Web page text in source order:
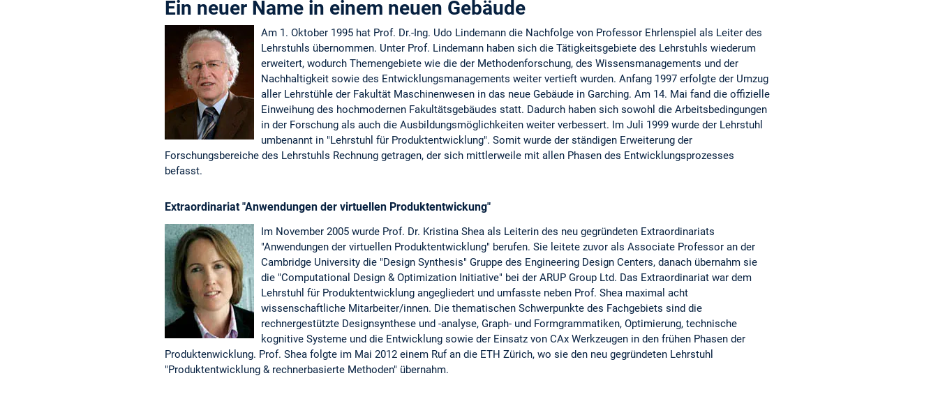
Ein neuer Name in einem neuen Gebäude
Am 1. Oktober 1995 hat Prof. Dr.-Ing. Udo Lindemann die Nachfolge von Professor Ehrlenspiel als Leiter des
Lehrstuhls übernommen. Unter Prof. Lindemann haben sich die Tätigkeitsgebiete des Lehrstuhls wiederum
erweitert, wodurch Themengebiete wie die der Methodenforschung, des Wissensmanagements und der
Nachhaltigkeit sowie des Entwicklungsmanagements weiter vertieft wurden. Anfang 1997 erfolgte der Umzug
aller Lehrstühle der Fakultät Maschinenwesen in das neue Gebäude in Garching. Am 14. Mai fand die offizielle
Einweihung des hochmodernen Fakultätsgebäudes statt. Dadurch haben sich sowohl die Arbeitsbedingungen
in der Forschung als auch die Ausbildungsmöglichkeiten weiter verbessert. Im Juli 1999 wurde der Lehrstuhl
umbenannt in "Lehrstuhl für Produktentwicklung". Somit wurde der ständigen Erweiterung der
Forschungsbereiche des Lehrstuhls Rechnung getragen, der sich mittlerweile mit allen Phasen des Entwicklungsprozesses
befasst.
Extraordinariat "Anwendungen der virtuellen Produktentwickung"
Im November 2005 wurde Prof. Dr. Kristina Shea als Leiterin des neu gegründeten Extraordinariats
"Anwendungen der virtuellen Produktentwicklung" berufen. Sie leitete zuvor als Associate Professor an der
Cambridge University die "Design Synthesis" Gruppe des Engineering Design Centers, danach übernahm sie
die "Computational Design & Optimization Initiative" bei der ARUP Group Ltd. Das Extraordinariat war dem
Lehrstuhl für Produktentwicklung angegliedert und umfasste neben Prof. Shea maximal acht
wissenschaftliche Mitarbeiter/innen. Die thematischen Schwerpunkte des Fachgebiets sind die
rechnergestützte Designsynthese und -analyse, Graph- und Formgrammatiken, Optimierung, technische
kognitive Systeme und die Entwicklung sowie der Einsatz von CAx Werkzeugen in den frühen Phasen der
Produktenwicklung. Prof. Shea folgte im Mai 2012 einem Ruf an die ETH Zürich, wo sie den neu gegründeten Lehrstuhl
"Produktentwicklung & rechnerbasierte Methoden" übernahm.